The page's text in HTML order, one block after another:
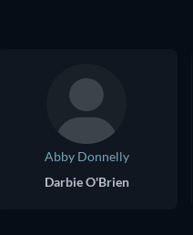
Abby Donnelly
Darbie O'Brien